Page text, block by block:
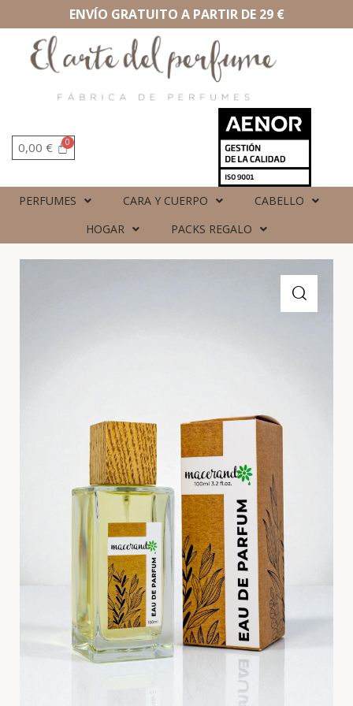
ENVÍO GRATUITO A PARTIR DE 29 €
0,00 €
PERFUMES CARA Y CUERPO
CABELLO
HOGAR
PACKS REGALO